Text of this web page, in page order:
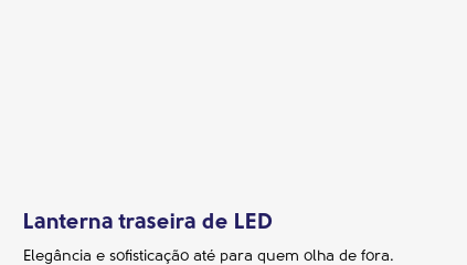
Lanterna traseira de LED
Elegância e sofisticação até para quem olha de fora.